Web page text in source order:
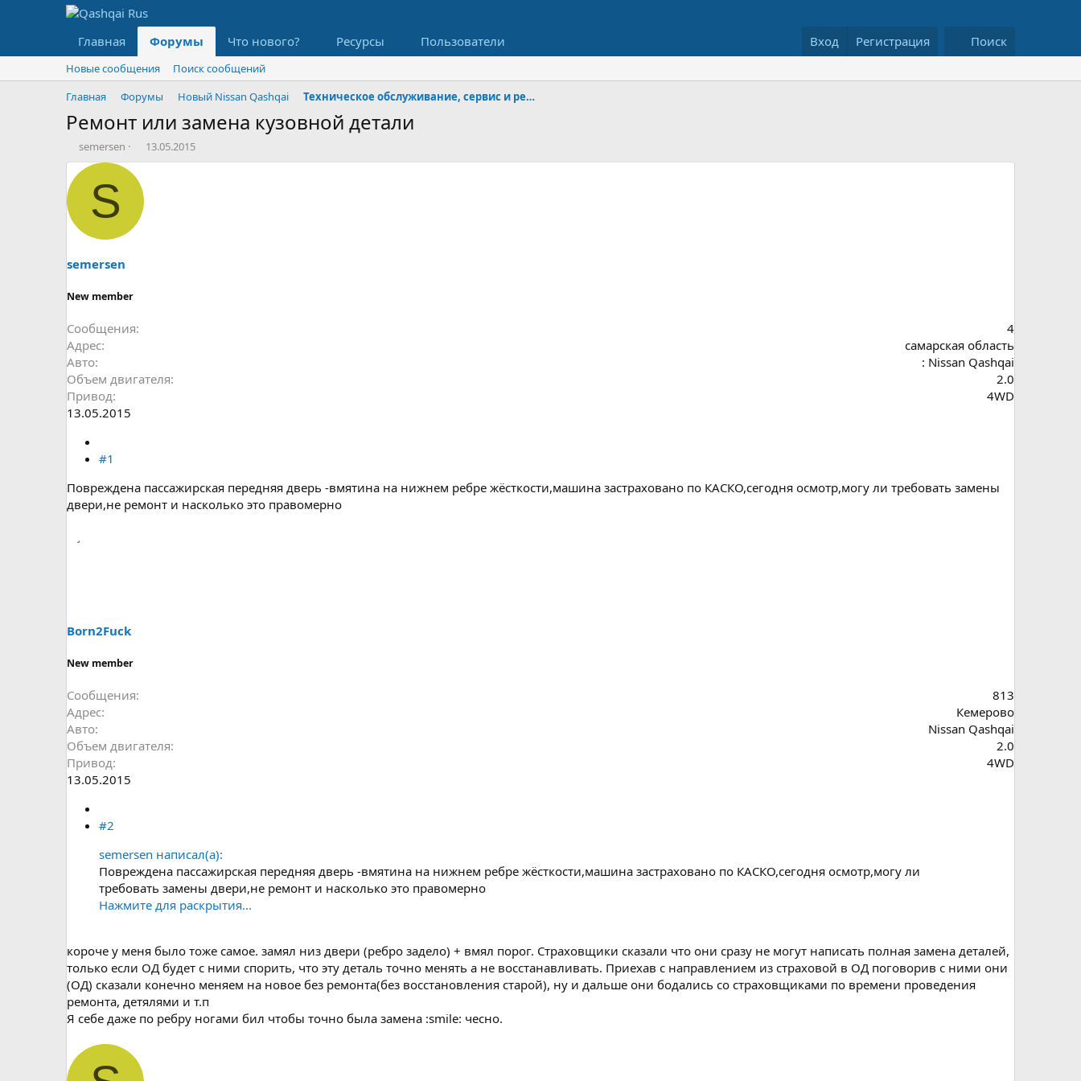
Главная Форумы Что нового? Ресурсы Пользователи Вход Регистрация Поиск
Новые сообщения
Поиск сообщений
Главная
Форумы Новый Nissan Qashqai Техническое обслуживание, сервис и ремонт
Ремонт или замена кузовной детали
А
в
т
е
ы
semersen
Д
а
13.05.2015
S
semersen
New member
Сообщения
4
Адрес
самарская область
Авто
: Nissan Qashqai
Объем двигателя
2.0
Привод
4WD
13.05.2015
#1
Повреждена пассажирская передняя дверь -вмятина на нижнем ребре жёсткости,машина застраховано по КАСКО,сегодня осмотр,могу ли требовать замены
двери,не ремонт и насколько это правомерно
Born2Fuck
New member
Сообщения
813
Адрес
Кемерово
Авто
Nissan Qashqai
Объем двигателя
2.0
Привод
4WD
13.05.2015
#2
semersen написал(а):
Повреждена пассажирская передняя дверь -вмятина на нижнем ребре жёсткости,машина застраховано по КАСКО,сегодня осмотр,могу ли
требовать замены двери,не ремонт и насколько это правомерно
Нажмите для раскрытия...
короче у меня было тоже самое. замял низ двери (ребро задело) + вмял порог. Страховщики сказали что они сразу не могут написать полная замена деталей,
только если ОД будет с ними спорить, что эту деталь точно менять а не восстанавливать. Приехав с направлением из страховой в ОД поговорив с ними они
(ОД) сказали конечно меняем на новое без ремонта(без восстановления старой), ну и дальше они бодались со страховщиками по времени проведения
ремонта, детялями и т.п
Я себе даже по ребру ногами бил чтобы точно была замена :smile: чесно.